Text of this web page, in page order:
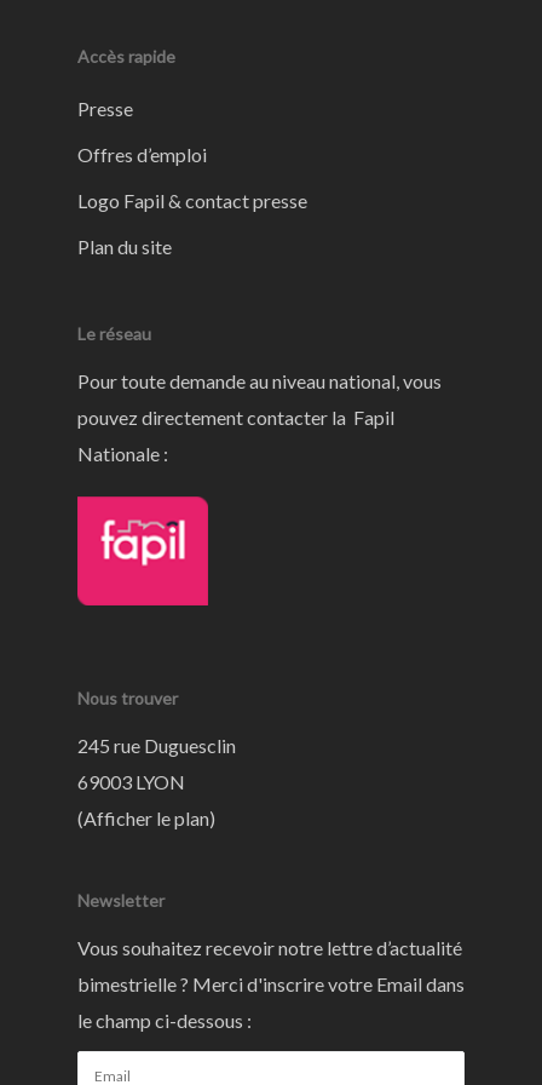
Accès rapide
Presse
Offres d’emploi
Logo Fapil & contact presse
Plan du site
Le réseau
Pour toute demande au niveau national, vous
pouvez directement contacter la Fapil
Nationale :
Nous trouver
245 rue Duguesclin
69003 LYON
(Afficher le plan)
Newsletter
Vous souhaitez recevoir notre lettre d’actualité
bimestrielle ? Merci d'inscrire votre Email dans
le champ ci-dessous :